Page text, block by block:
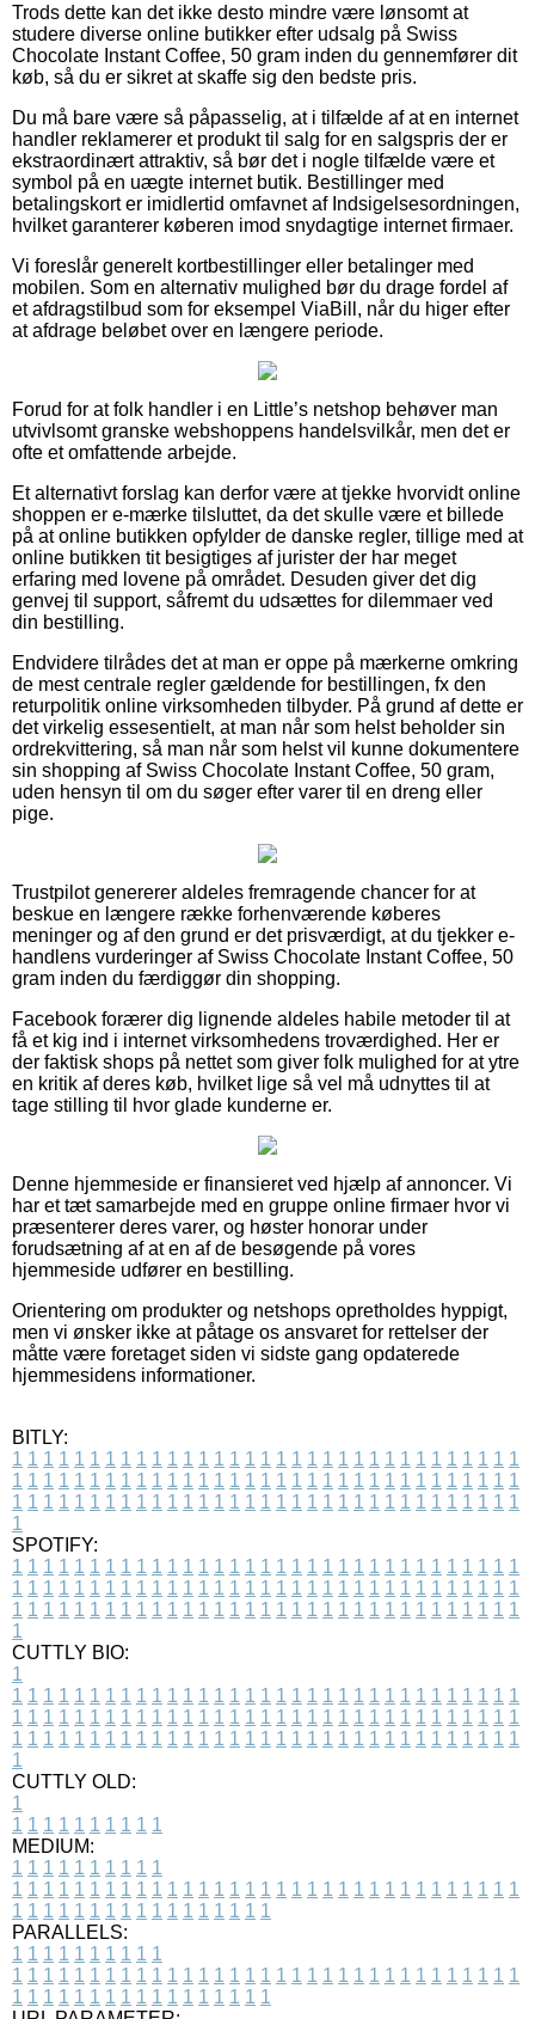
Trods dette kan det ikke desto mindre være lønsomt at
studere diverse online butikker efter udsalg på Swiss
Chocolate Instant Coffee, 50 gram inden du gennemfører dit
køb, så du er sikret at skaffe sig den bedste pris.
Du må bare være så påpasselig, at i tilfælde af at en internet
handler reklamerer et produkt til salg for en salgspris der er
ekstraordinært attraktiv, så bør det i nogle tilfælde være et
symbol på en uægte internet butik. Bestillinger med
betalingskort er imidlertid omfavnet af Indsigelsesordningen,
hvilket garanterer køberen imod snydagtige internet firmaer.
Vi foreslår generelt kortbestillinger eller betalinger med
mobilen. Som en alternativ mulighed bør du drage fordel af
et afdragstilbud som for eksempel ViaBill, når du higer efter
at afdrage beløbet over en længere periode.
Forud for at folk handler i en Little’s netshop behøver man
utvivlsomt granske webshoppens handelsvilkår, men det er
ofte et omfattende arbejde.
Et alternativt forslag kan derfor være at tjekke hvorvidt online
shoppen er e-mærke tilsluttet, da det skulle være et billede
på at online butikken opfylder de danske regler, tillige med at
online butikken tit besigtiges af jurister der har meget
erfaring med lovene på området. Desuden giver det dig
genvej til support, såfremt du udsættes for dilemmaer ved
din bestilling.
Endvidere tilrådes det at man er oppe på mærkerne omkring
de mest centrale regler gældende for bestillingen, fx den
returpolitik online virksomheden tilbyder. På grund af dette er
det virkelig essesentielt, at man når som helst beholder sin
ordrekvittering, så man når som helst vil kunne dokumentere
sin shopping af Swiss Chocolate Instant Coffee, 50 gram,
uden hensyn til om du søger efter varer til en dreng eller
pige.
Trustpilot genererer aldeles fremragende chancer for at
beskue en længere række forhenværende køberes
meninger og af den grund er det prisværdigt, at du tjekker e-
handlens vurderinger af Swiss Chocolate Instant Coffee, 50
gram inden du færdiggør din shopping.
Facebook forærer dig lignende aldeles habile metoder til at
få et kig ind i internet virksomhedens troværdighed. Her er
der faktisk shops på nettet som giver folk mulighed for at ytre
en kritik af deres køb, hvilket lige så vel må udnyttes til at
tage stilling til hvor glade kunderne er.
Denne hjemmeside er finansieret ved hjælp af annoncer. Vi
har et tæt samarbejde med en gruppe online firmaer hvor vi
præsenterer deres varer, og høster honorar under
forudsætning af at en af de besøgende på vores
hjemmeside udfører en bestilling.
Orientering om produkter og netshops opretholdes hyppigt,
men vi ønsker ikke at påtage os ansvaret for rettelser der
måtte være foretaget siden vi sidste gang opdaterede
hjemmesidens informationer.
BITLY:
1 1 1 1 1 1 1 1 1 1 1 1 1 1 1 1 1 1 1 1 1 1 1 1 1 1 1 1 1 1 1 1 1
1 1 1 1 1 1 1 1 1 1 1 1 1 1 1 1 1 1 1 1 1 1 1 1 1 1 1 1 1 1 1 1 1
1 1 1 1 1 1 1 1 1 1 1 1 1 1 1 1 1 1 1 1 1 1 1 1 1 1 1 1 1 1 1 1 1
1
SPOTIFY:
1 1 1 1 1 1 1 1 1 1 1 1 1 1 1 1 1 1 1 1 1 1 1 1 1 1 1 1 1 1 1 1 1
1 1 1 1 1 1 1 1 1 1 1 1 1 1 1 1 1 1 1 1 1 1 1 1 1 1 1 1 1 1 1 1 1
1 1 1 1 1 1 1 1 1 1 1 1 1 1 1 1 1 1 1 1 1 1 1 1 1 1 1 1 1 1 1 1 1
1
CUTTLY BIO:
1
1 1 1 1 1 1 1 1 1 1 1 1 1 1 1 1 1 1 1 1 1 1 1 1 1 1 1 1 1 1 1 1 1
1 1 1 1 1 1 1 1 1 1 1 1 1 1 1 1 1 1 1 1 1 1 1 1 1 1 1 1 1 1 1 1 1
1 1 1 1 1 1 1 1 1 1 1 1 1 1 1 1 1 1 1 1 1 1 1 1 1 1 1 1 1 1 1 1 1
1
CUTTLY OLD:
1
1 1 1 1 1 1 1 1 1 1
MEDIUM:
1 1 1 1 1 1 1 1 1 1
1 1 1 1 1 1 1 1 1 1 1 1 1 1 1 1 1 1 1 1 1 1 1 1 1 1 1 1 1 1 1 1 1
1 1 1 1 1 1 1 1 1 1 1 1 1 1 1 1 1
PARALLELS:
1 1 1 1 1 1 1 1 1 1
1 1 1 1 1 1 1 1 1 1 1 1 1 1 1 1 1 1 1 1 1 1 1 1 1 1 1 1 1 1 1 1 1
1 1 1 1 1 1 1 1 1 1 1 1 1 1 1 1 1